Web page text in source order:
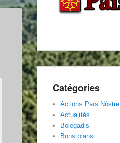
Catégories
Actions País Nòstre
Actualités
Bolegadis
Bons plans